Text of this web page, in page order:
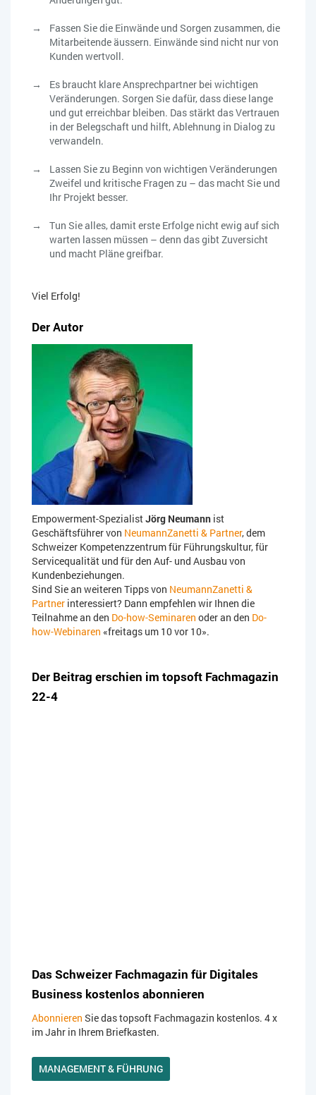
Fassen Sie die Einwände und Sorgen zusammen, die
Mitarbeitende äussern. Einwände sind nicht nur von
Kunden wertvoll.
Es braucht klare Ansprechpartner bei wichtigen
Veränderungen. Sorgen Sie dafür, dass diese lange
und gut erreichbar bleiben. Das stärkt das Vertrauen
in der Belegschaft und hilft, Ablehnung in Dialog zu
verwandeln.
Lassen Sie zu Beginn von wichtigen Veränderungen
Zweifel und kritische Fragen zu – das macht Sie und
Ihr Projekt besser.
Tun Sie alles, damit erste Erfolge nicht ewig auf sich
warten lassen müssen – denn das gibt Zuversicht
und macht Pläne greifbar.
Viel Erfolg!
Der Autor
Empowerment-SpezialistJörg Neumann ist
Geschäftsführer von NeumannZanetti & Partner, dem
Schweizer Kompetenzzentrum für Führungskultur, für
Servicequalität und für den Auf- und Ausbau von
Kundenbeziehungen.
Sind Sie an weiteren Tipps von NeumannZanetti &
Partner interessiert? Dann empfehlen wir Ihnen die
Teilnahme an den Do-how-Seminaren oder an den Do-
how-Webinaren «freitags um 10 vor 10».
Der Beitrag erschien im topsoft Fachmagazin
22-4
Das Schweizer Fachmagazin für Digitales
Business kostenlos abonnieren
Abonnieren Sie das topsoft Fachmagazin kostenlos. 4 x
im Jahr in Ihrem Briefkasten.
MANAGEMENT & FÜHRUNG